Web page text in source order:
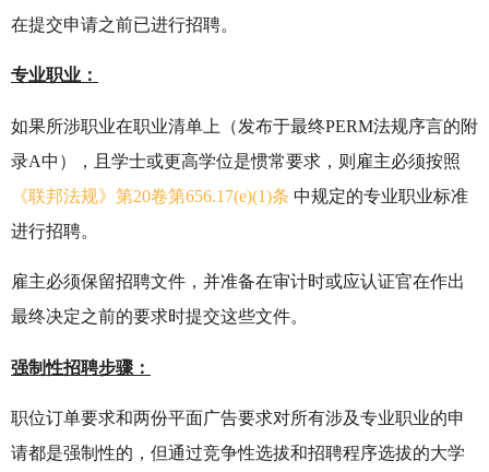
在提交申请之前已进行招聘。
专业职业：
如果所涉职业在职业清单上（发布于最终PERM法规序言的附
录A中），且学士或更高学位是惯常要求，则雇主必须按照
《联邦法规》第20卷第656.17(e)(1)条 中规定的专业职业标准
进行招聘。
雇主必须保留招聘文件，并准备在审计时或应认证官在作出
最终决定之前的要求时提交这些文件。
强制性招聘步骤：
职位订单要求和两份平面广告要求对所有涉及专业职业的申
请都是强制性的，但通过竞争性选拔和招聘程序选拔的大学